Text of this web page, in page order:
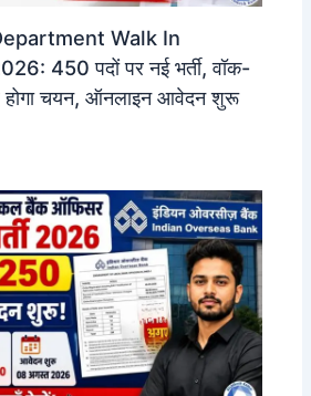
Walk In
450 पदों पर नई भर्ती, वॉक-
होगा चयन, ऑनलाइन आवेदन शुरू